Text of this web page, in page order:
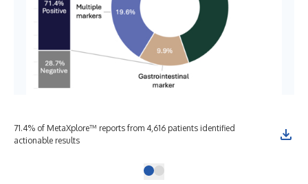
71.4% of MetaXplore™ reports from 4,616 patients identified
actionable results